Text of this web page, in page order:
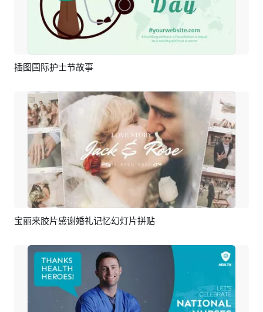
插图国际护士节故事
预览 AI剪同款
宝丽来胶片感谢婚礼记忆幻灯片拼贴